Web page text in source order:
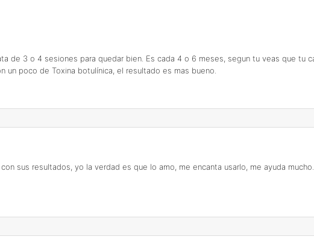
de 3 o 4 sesiones para quedar bien. Es cada 4 o 6 meses, segun tu veas que tu
un poco de Toxina botulínica, el resultado es mas bueno.
sus resultados, yo la verdad es que lo amo, me encanta usarlo, me ayuda